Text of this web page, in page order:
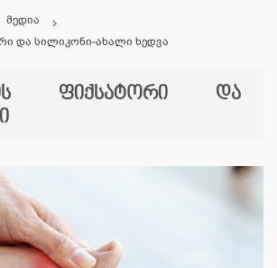
მედია
და სილიკონი-ახალი ხედვა
ფიქსატორი და